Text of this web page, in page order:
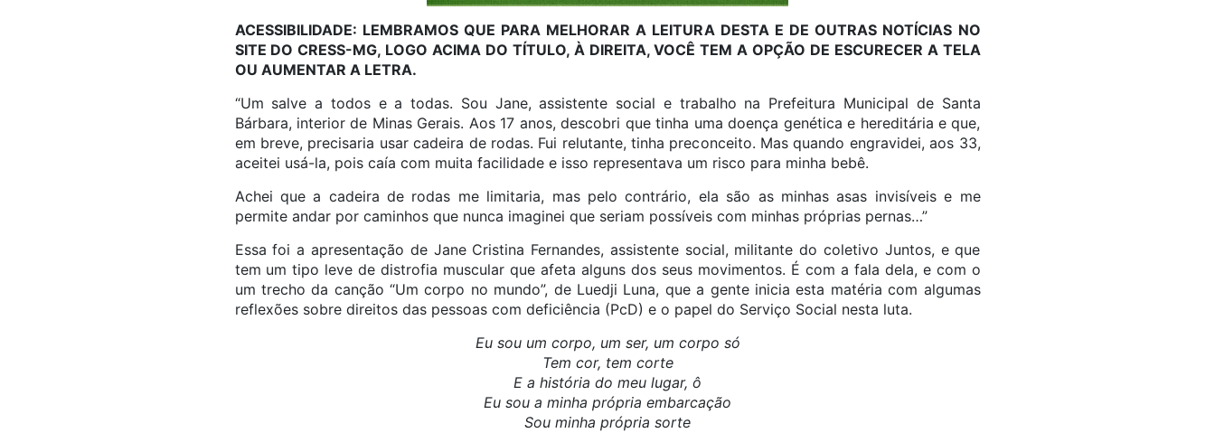
ACESSIBILIDADE: LEMBRAMOS QUE PARA MELHORAR A LEITURA DESTA E DE OUTRAS NOTÍCIAS NO
SITE DO CRESS-MG, LOGO ACIMA DO TÍTULO, À DIREITA, VOCÊ TEM A OPÇÃO DE ESCURECER A TELA
OU AUMENTAR A LETRA.
“Um salve a todos e a todas. Sou Jane, assistente social e trabalho na Prefeitura Municipal de Santa
Bárbara, interior de Minas Gerais. Aos 17 anos, descobri que tinha uma doença genética e hereditária e que,
em breve, precisaria usar cadeira de rodas. Fui relutante, tinha preconceito. Mas quando engravidei, aos 33,
aceitei usá-la, pois caía com muita facilidade e isso representava um risco para minha bebê.
Achei que a cadeira de rodas me limitaria, mas pelo contrário, ela são as minhas asas invisíveis e me
permite andar por caminhos que nunca imaginei que seriam possíveis com minhas próprias pernas…”
Essa foi a apresentação de Jane Cristina Fernandes, assistente social, militante do coletivo Juntos, e que
tem um tipo leve de distrofia muscular que afeta alguns dos seus movimentos. É com a fala dela, e com o
um trecho da canção “Um corpo no mundo”, de Luedji Luna, que a gente inicia esta matéria com algumas
reflexões sobre direitos das pessoas com deficiência (PcD) e o papel do Serviço Social nesta luta.
Eu sou um corpo, um ser, um corpo só
Tem cor, tem corte
E a história do meu lugar, ô
Eu sou a minha própria embarcação
Sou minha própria sorte